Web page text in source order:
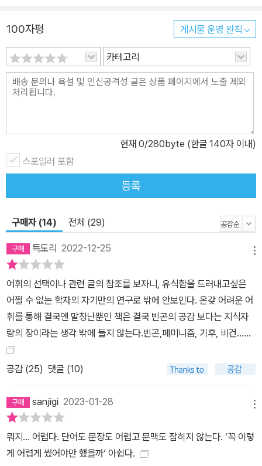
드는 것―보다 더 중요한 건 그가 어떤 인간인지에 관심을 가지는 것
이다. 빈곤 과정에의 동참은 거기서부터 시작되며, “별 볼 일 없는 일
상을 함께 견디며, 그럼에도 누구든 지금보다 더 나은 세계-내-자리
를 확보할 자격이 있음을 서로 배우는” 것이 인류학자인 저자가 빈곤
과 동거하고 빈곤을 정치적 의제로 소환해온 방식이다. 빈민을 구성
따로 있다는 믿음은 오랫동안 가난 논쟁의 불씨가 되어왔다. 2019년
어느 설문조사에선 “나는 가난하다”고 응답한 이의 11퍼센트가 연봉
6000만 원 이상, 자가 소유자가 52퍼센트였는가 하면, 20억짜리 집
을 소유하고도 “전형적인 하우스푸어 중산층”을 자처한 글이 온라인
에서 화제가 됐다. 너 나 할 것 없이 자기는 가난하다고 이야기한다.
넷플릭스 시리즈 「오징어 게임」까지, 가난이 무엇인지 안다면 아는 우
리에게 가공된 가난 서사에 이입하기란 그리 어려운 일이 아니다. 많
은 사람이 세간의 가난 서사에 억울해할 수 있고, 상대적 박탈감을 느
낄 수 있으며, 심지어는 좌절 내지 열광까지 할 수 있다. 그럼에도 현
실에 버젓이 존재하는 타인의 빈곤은 여전히 마주치고 접속하기 어려
운 것으로 남아 있다. “살면서 빈곤을 본 적이 없어요.”(6) “생활고를
비관해 목숨을 끊은 가족, 엄동설한에도 전기장판을 마음 편히 들여
놓을 수 없는 쪽방 주민, 코로나로 인한 봉쇄로 일자리를 구하지 못해
어를 통해 전해지는 가난은 특별할 것 없이 복잡하고 지난한 빈자의
으로 제시될 뿐이다. 그 결과는 가난의 당사자가 누구인지를 알려 하
지 않는다. 그 하나의 세계보다는 개별 서사를 뭉뚱그린 ‘빈곤 문제’의
해결이 앞세워진다. 통치 체제가 빈곤을 분류하고 관리해야 할 문제
로 삼으면서, 빈곤을 모두의 의제로 삼고 그에 맞서는 비판과 저항에
100자평 게시물 운영 원칙
카테고리
현재 0/280byte (한글 140자 이내)
스포일러 포함
등록
구매자 (14) 전체 (29)
득도리 2022-12-25
어휘의 선택이나 관련 글의 참조를 보자니, 유식함을 드러내고싶은
어쩔 수 없는 학자의 자기만의 연구로 밖에 안보인다. 온갖 어려운 어
휘를 통해 결국엔 말장난뿐인 책은 결국 빈곤의 공감 보다는 지식자
랑의 장이라는 생각 밖에 들지 않는다.빈곤,페미니즘, 기후, 비건......
공감 (25) 댓글 (10)
sanjigi 2023-01-28
뭐지… 어렵다. 단어도 문장도 어렵고 문맥도 잡히지 않는다. ‘꼭 이렇
게 어렵게 썼어야만 했을까‘ 아쉽다.